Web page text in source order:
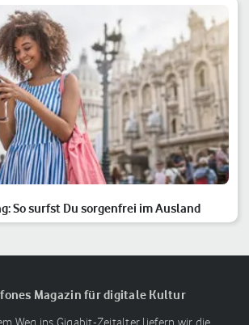
So surfst Du sorgenfrei im Ausland
Magazin für digitale Kultur